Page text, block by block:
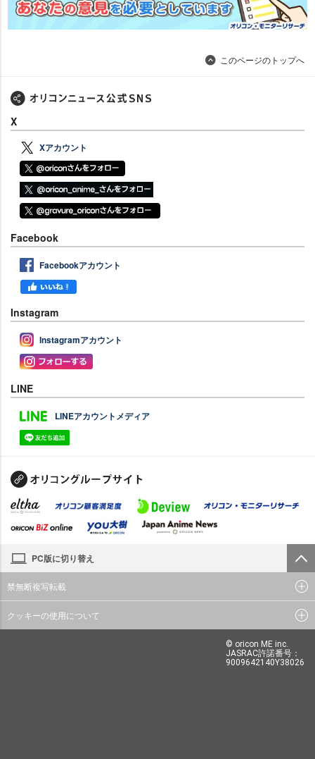
このページのトップへ
X
Xアカウント
Facebook
Facebookアカウント
Instagram
Instagramアカウント
LINE
LINEアカウントメディア
PC版に切り替え
禁無断複写転載
クッキーの使用について
© oricon ME inc.
JASRAC許諾番号：
9009642140Y38026